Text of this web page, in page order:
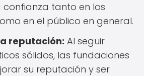
tanto en los
en el público en general.
reputación: Al seguir
sólidos, las fundaciones
su reputación y ser